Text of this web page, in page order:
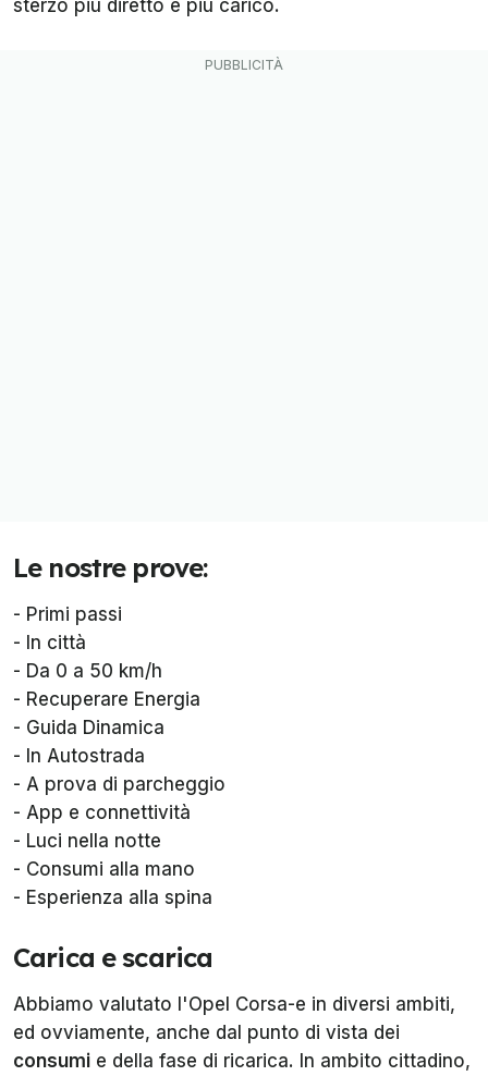
sterzo più diretto e più carico.
Le nostre prove:
- Primi passi
- In città
- Da 0 a 50 km/h
- Recuperare Energia
- Guida Dinamica
- In Autostrada
- A prova di parcheggio
- App e connettività
- Luci nella notte
- Consumi alla mano
- Esperienza alla spina
Carica e scarica
Abbiamo valutato l'Opel Corsa-e in diversi ambiti,
ed ovviamente, anche dal punto di vista dei
consumi e della fase di ricarica. In ambito cittadino,